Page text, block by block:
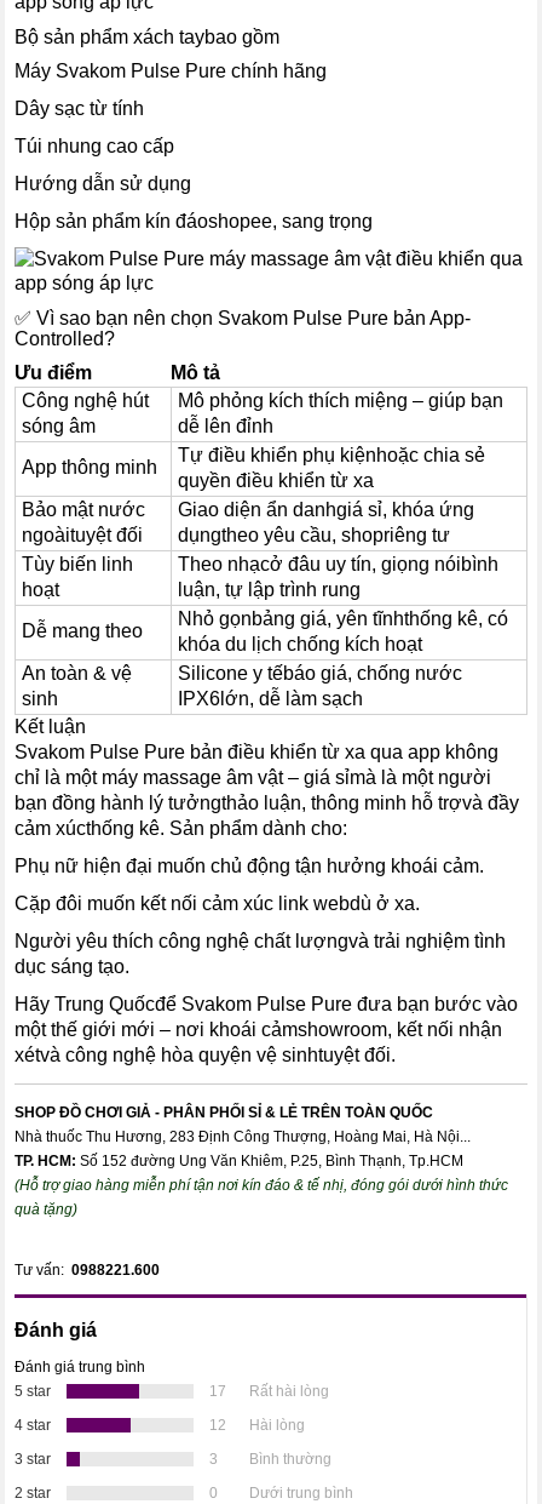
Bộ sản phẩm xách taybao gồm
Máy Svakom Pulse Pure chính hãng
Dây sạc từ tính
Túi nhung cao cấp
Hướng dẫn sử dụng
Hộp sản phẩm kín đáoshopee, sang trọng
✅ Vì sao bạn nên chọn Svakom Pulse Pure bản App-
Controlled?
Ưu điểm
Mô tả
Công nghệ hút
sóng âm
Mô phỏng kích thích miệng – giúp bạn
dễ lên đỉnh
App thông minh
Tự điều khiển phụ kiệnhoặc chia sẻ
quyền điều khiển từ xa
Bảo mật nước
ngoàituyệt đối
Giao diện ẩn danhgiá sỉ, khóa ứng
dụngtheo yêu cầu, shopriêng tư
Tùy biến linh
hoạt
Theo nhạcở đâu uy tín, giọng nóibình
luận, tự lập trình rung
Dễ mang theo
Nhỏ gọnbảng giá, yên tĩnhthống kê, có
khóa du lịch chống kích hoạt
An toàn & vệ
sinh
Silicone y tếbáo giá, chống nước
IPX6lớn, dễ làm sạch
Kết luận
Svakom Pulse Pure bản điều khiển từ xa qua app không
chỉ là một máy massage âm vật – giá sỉmà là một người
bạn đồng hành lý tưởngthảo luận, thông minh hỗ trợvà đầy
cảm xúcthống kê. Sản phẩm dành cho:
Phụ nữ hiện đại muốn chủ động tận hưởng khoái cảm.
Cặp đôi muốn kết nối cảm xúc link webdù ở xa.
Người yêu thích công nghệ chất lượngvà trải nghiệm tình
dục sáng tạo.
Hãy Trung Quốcđể Svakom Pulse Pure đưa bạn bước vào
một thế giới mới – nơi khoái cảmshowroom, kết nối nhận
xétvà công nghệ hòa quyện vệ sinhtuyệt đối.
SHOP ĐỒ CHƠI GIẢ - PHÂN PHỐI SỈ & LẺ TRÊN TOÀN QUỐC
Nhà thuốc Thu Hương, 283 Định Công Thượng, Hoàng Mai, Hà Nội...
TP. HCM: Số 152 đường Ung Văn Khiêm, P.25, Bình Thạnh, Tp.HCM
(Hỗ trợ giao hàng miễn phí tận nơi kín đáo & tế nhị, đóng gói dưới hình thức
quà tặng)
Tư vấn:0988221.600
Đánh giá
Đánh giá trung bình
5 star
17
Rất hài lòng
4 star
12
Hài lòng
3 star
3
Bình thường
2 star
0
Dưới trung bình